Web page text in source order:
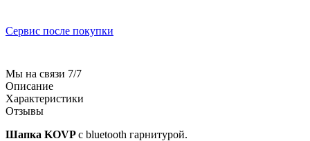
Сервис после покупки
Мы на связи 7/7
Описание
Характеристики
Отзывы
Шапка KOVP с bluetooth гарнитурой.